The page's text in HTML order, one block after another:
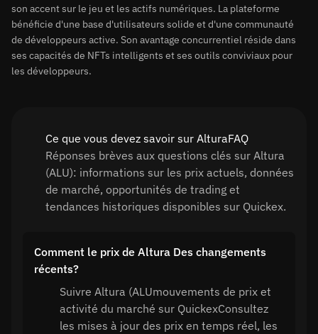
son accent sur le jeu et les actifs numériques. La plateforme
bénéficie d'une base d'utilisateurs solide et d'une communauté
de développeurs active. Son avantage concurrentiel réside dans
ses capacités de NFTs intelligents et ses outils conviviaux pour
les développeurs.
Ce que vous devez savoir sur AlturaFAQ
Réponses brèves aux questions clés sur Altura
(ALU): informations sur les prix actuels, données
de marché, opportunités de trading et
tendances historiques disponibles sur Quickex.
Comment le prix de Altura Des changements
récents?
Suivre Altura (ALUmouvements de prix et
activité du marché sur QuickexConsultez
les mises à jour des prix en temps réel, les